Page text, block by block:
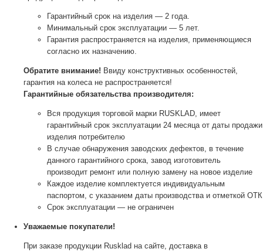
Гарантийный срок на изделия — 2 года.
Минимальный срок эксплуатации — 5 лет.
Гарантия распространяется на изделия, применяющиеся
согласно их назначению.
Обратите внимание! Ввиду конструктивных особенностей,
гарантия на колеса не распространяется!
Гарантийные обязательства производителя:
Вся продукция торговой марки RUSKLAD, имеет
гарантийный срок эксплуатации 24 месяца от даты продажи
изделия потребителю
В случае обнаружения заводских дефектов, в течение
данного гарантийного срока, завод изготовитель
производит ремонт или полную замену на новое изделие
Каждое изделие комплектуется индивидуальным
паспортом, с указанием даты производства и отметкой ОТК
Срок эксплуатации — не ограничен
Уважаемые покупатели!
При заказе продукции Rusklad на сайте, доставка в